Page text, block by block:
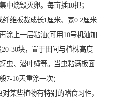
中烧毁灭卵。每亩插10把；
纤维板裁成长1厘米、宽0.2厘米
涂上一层粘油(可用10号机油加
30块，置于田间与植株高度
虫、潜叶蝇等。当虫粘满板面
7-10天重涂一次；
某些植物有特别的嗜食习性，